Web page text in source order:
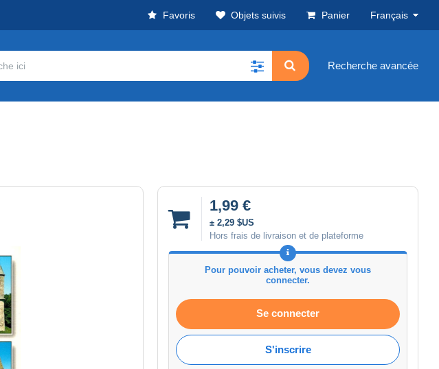
Favoris Objets suivis Panier Français
Recherche avancée
1,99 €
± 2,29 $US
Hors frais de livraison et de plateforme
Pour pouvoir acheter, vous devez vous
connecter.
Se connecter
S'inscrire